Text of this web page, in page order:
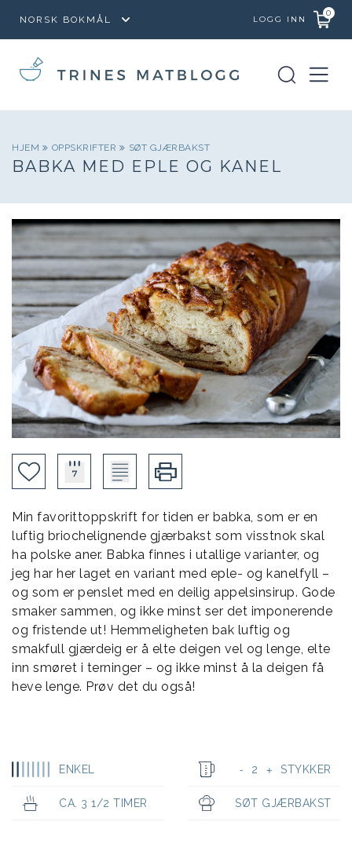
LOGG INN
0
HJEM OPPSKRIFTER SØT GJÆRBAKST
BABKA MED EPLE OG KANEL
Min favorittoppskrift for tiden er babka, som er en
luftig briochelignende gjærbakst som visstnok skal
ha polske aner. Babka finnes i utallige varianter, og
jeg har her laget en variant med eple- og kanelfyll –
og som er penslet med en deilig appelsinsirup. Gode
smaker sammen, og ikke minst ser det imponerende
og fristende ut! Hemmeligheten bak luftig og
smakfull gjærdeig er å elte deigen vel og lenge, elte
inn smøret i terninger – og ikke minst å la deigen få
heve lenge. Prøv det du også!
ENKEL - 2 + STYKKER
CA. 3 1/2 TIMER SØT GJÆRBAKST